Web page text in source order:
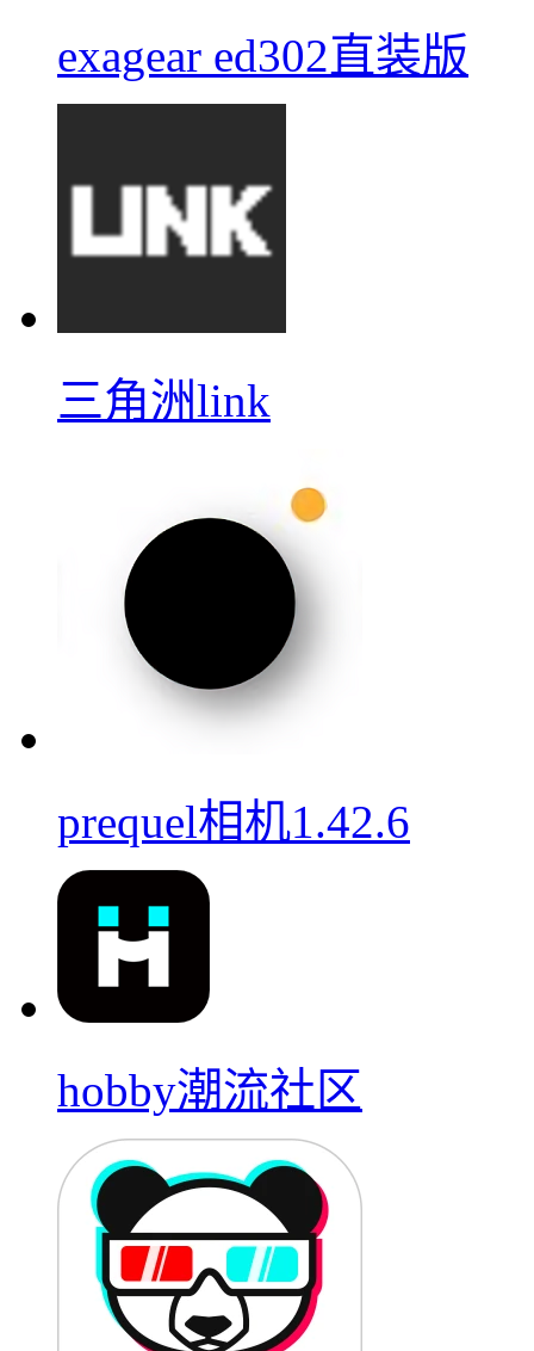
exagear ed302直装版
三角洲link
prequel相机1.42.6
hobby潮流社区